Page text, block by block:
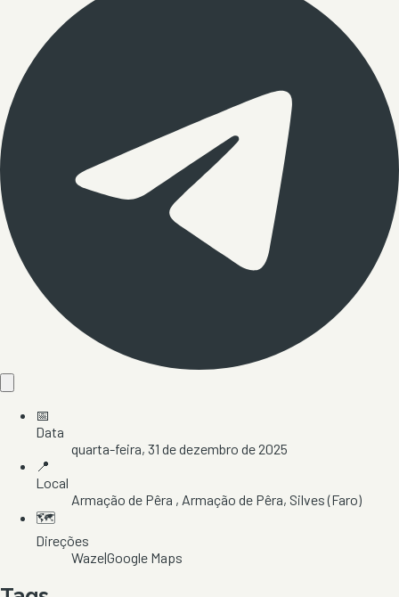
📅
Data
quarta-feira, 31 de dezembro de 2025
📍
Local
Armação de Pêra , Armação de Pêra, Silves(Faro)
🗺️
Direções
Waze|Google Maps